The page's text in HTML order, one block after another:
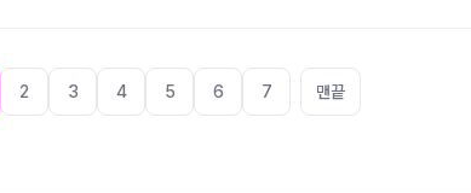
2 3 4 5 6 7 맨끝